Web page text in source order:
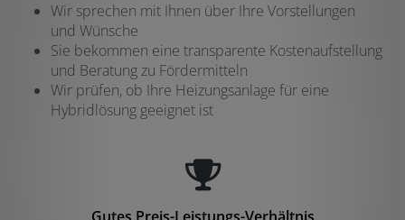
Wir sprechen mit Ihnen über Ihre Vorstellungen
und Wünsche
Sie bekommen eine transparente Kostenaufstellung
und Beratung zu Fördermitteln
Wir prüfen, ob Ihre Heizungsanlage für eine
Hybridlösung geeignet ist